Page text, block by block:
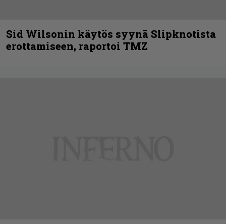
Sid Wilsonin käytös syynä Slipknotista
erottamiseen, raportoi TMZ